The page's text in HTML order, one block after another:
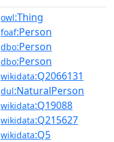
owl:Thing
foaf:Person
dbo:Person
dbo:Person
wikidata:Q2066131
dul:NaturalPerson
wikidata:Q19088
wikidata:Q215627
wikidata:Q5